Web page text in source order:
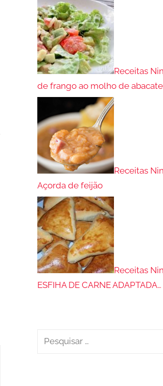
Receitas
de frango ao molho de abacate
Receitas
Açorda de feijão
Receitas
ESFIHA DE CARNE ADAPTADA…
Pesquisar